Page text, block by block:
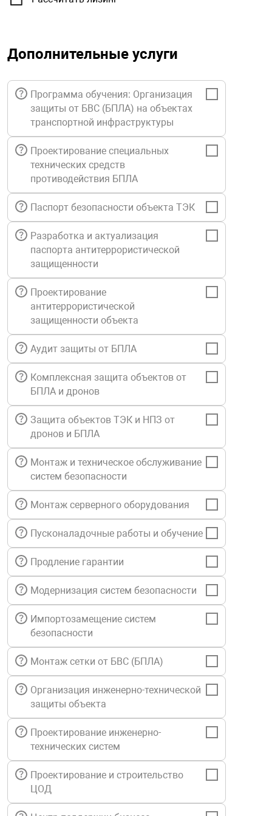
Термокожухи
Термошкафы
оборудование
оборудование
Фасовочные
оборудование
решения
безопасность
установки
оборудование
управления
Шлюзовые
Электронные
и аналитики
объектов
периметра
экипировка
Огнетушители
Рукава
приборы
Средства
Средства
Узлы
Оповещатели
Посты
Табло
Система
Дополнительные услуги
Программа обучения: Организация
защиты от БВС (БПЛА) на объектах
транспортной инфраструктуры
Проектирование специальных
технических средств
противодействия БПЛА
Паспорт безопасности объекта ТЭК
Разработка и актуализация
паспорта антитеррористической
защищенности
Проектирование
антитеррористической
защищенности объекта
Аудит защиты от БПЛА
Комплексная защита объектов от
БПЛА и дронов
Защита объектов ТЭК и НПЗ от
дронов и БПЛА
Монтаж и техническое обслуживание
систем безопасности
Монтаж серверного оборудования
Пусконаладочные работы и обучение
Продление гарантии
Модернизация систем безопасности
Импортозамещение систем
безопасности
Монтаж сетки от БВС (БПЛА)
Организация инженерно-технической
защиты объекта
Проектирование инженерно-
технических систем
Проектирование и строительство
ЦОД